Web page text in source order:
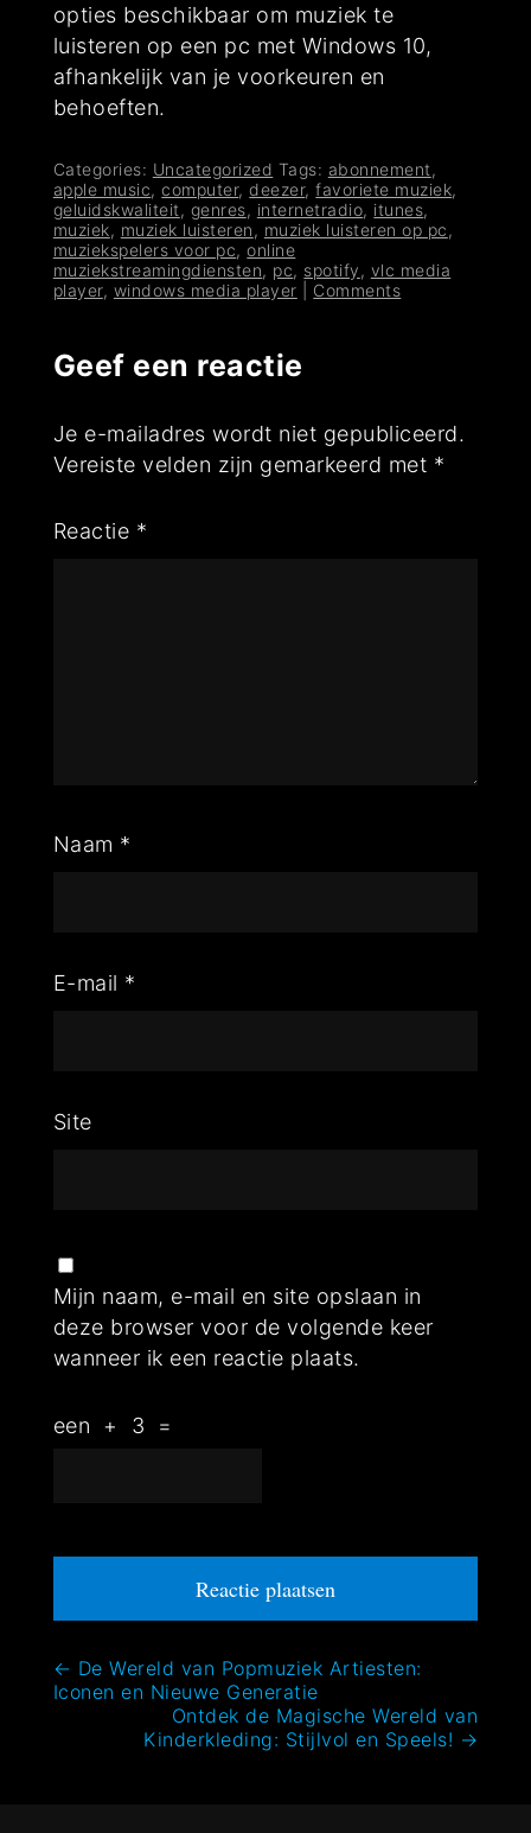
opties beschikbaar om muziek te
luisteren op een pc met Windows 10,
afhankelijk van je voorkeuren en
behoeften.
Categories: Uncategorized Tags: abonnement ,
apple music,computer,deezer,favoriete muziek,
geluidskwaliteit , genres, internetradio, itunes,
muziek, muziek luisteren , muziek luisteren op pc ,
muziekspelers voor pc,online
muziekstreamingdiensten, pc, spotify , vlc media
player, windows media player Comments
Geef een reactie
Je e-mailadres wordt niet gepubliceerd.
Vereiste velden zijn gemarkeerd met *
Reactie *
Naam *
E-mail *
Site
Mijn naam, e-mail en site opslaan in
deze browser voor de volgende keer
wanneer ik een reactie plaats.
een + 3 =
Bericht
navigatie
← De Wereld van Popmuziek Artiesten:
Iconen en Nieuwe Generatie
Ontdek de Magische Wereld van
Kinderkleding: Stijlvol en Speels! →